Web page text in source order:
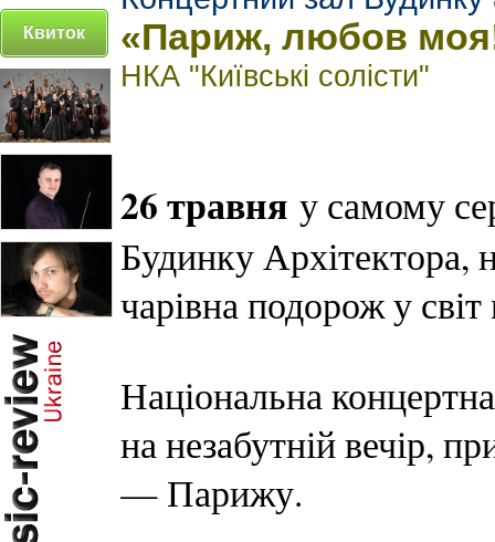
Квиток «Париж, любов
НКА "Київські солісти"
26 травня у самому
Будинку
чарівна подорож у
Національна
на незабутній вечір,
— Парижу.